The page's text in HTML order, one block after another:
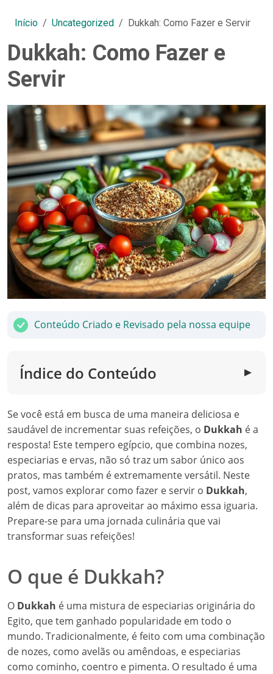
Início Uncategorized Dukkah: Como Fazer e Servir
Dukkah: Como Fazer e
Servir
Conteúdo Criado e Revisado pela nossa equipe
Índice do Conteúdo ▼
Se você está em busca de uma maneira deliciosa e
saudável de incrementar suas refeições, o Dukkah é a
resposta! Este tempero egípcio, que combina nozes,
especiarias e ervas, não só traz um sabor único aos
pratos, mas também é extremamente versátil. Neste
post, vamos explorar como fazer e servir o Dukkah,
além de dicas para aproveitar ao máximo essa iguaria.
Prepare-se para uma jornada culinária que vai
transformar suas refeições!
O que é Dukkah?
O Dukkah é uma mistura de especiarias originária do
Egito, que tem ganhado popularidade em todo o
mundo. Tradicionalmente, é feito com uma combinação
de nozes, como avelãs ou amêndoas, e especiarias
como cominho, coentro e pimenta. O resultado é uma